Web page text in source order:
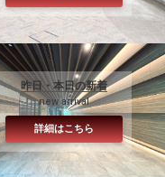
昨日・本日の新着
new arrival
詳細はこちら